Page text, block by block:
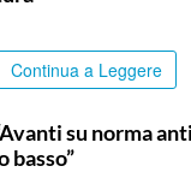
Continua a Leggere
su norma
basso”